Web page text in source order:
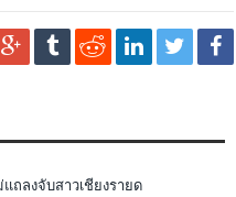
ถลงจับสาวเชียงรายด